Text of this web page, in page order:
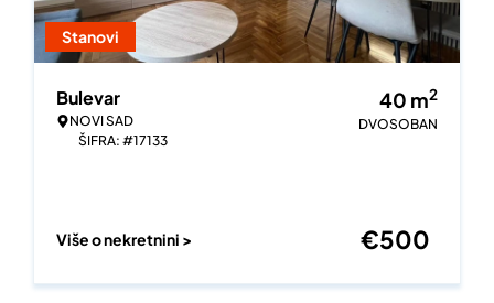
Stanovi
Bulevar
NOVI SAD
ŠIFRA: #17133
40 m2
DVOSOBAN
Više o nekretnini > €500